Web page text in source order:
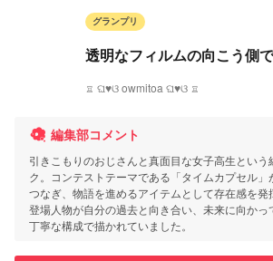
グランプリ
透明なフィルムの向こう側
♖ ଘ♥ଓ owmitoa ଘ♥ଓ ♖
編集部コメント
引きこもりのおじさんと真面目な女子高生という
ク。コンテストテーマである「タイムカプセル
つなぎ、物語を進めるアイテムとして存在感を発
登場人物が自分の過去と向き合い、未来に向か
丁寧な構成で描かれていました。